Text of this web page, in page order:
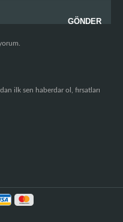
ilk sen haberdar ol, fırsatları